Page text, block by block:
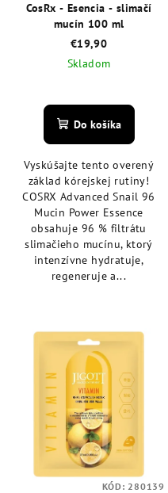
CosRx - Esencia - slimačí
mucín 100 ml
€19,90
Skladom
hodnotenie
produktu
z
5
hviezdičiek.
Do košíka
Vyskúšajte tento overený
základ kórejskej rutiny!
COSRX Advanced Snail 96
Mucin Power Essence
obsahuje 96 % filtrátu
slimačieho mucínu, ktorý
intenzívne hydratuje,
regeneruje a...
KÓD: 280139